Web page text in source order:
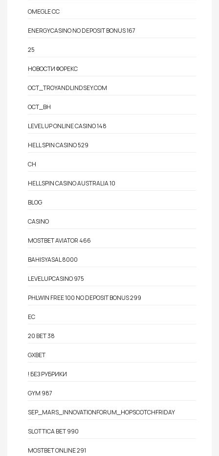
OMEGLE CC
ENERGYCASINO NO DEPOSIT BONUS 167
25
НОВОСТИ ФОРЕКС
OCT_TROYANDLINDSEY.COM
OCT_BH
LEVEL UP ONLINE CASINO 148
HELL SPIN CASINO 529
CH
HELLSPIN CASINO AUSTRALIA 10
BLOG
CASINO
MOSTBET AVIATOR 466
BAHISYASAL 8000
LEVELUPCASINO 975
PHLWIN FREE 100 NO DEPOSIT BONUS 299
EC
20 BET 38
GXBET
! БЕЗ РУБРИКИ
GYM 987
SEP_MARS_INNOVATIONFORUM_HOPSCOTCHFRIDAY
SLOTTICA BET 990
MOSTBET ONLINE 291